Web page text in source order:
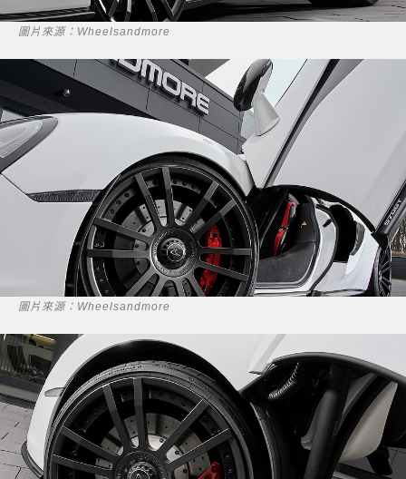
圖片來源：Wheelsandmore
圖片來源：Wheelsandmore